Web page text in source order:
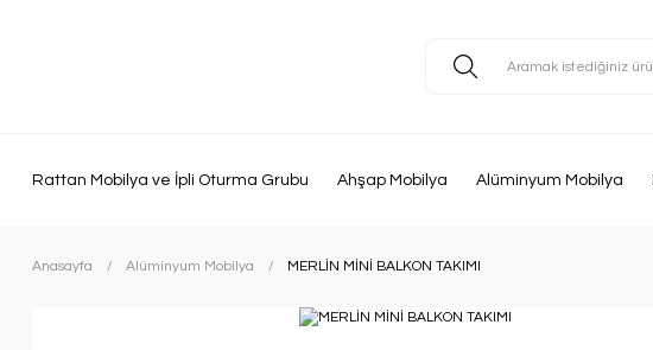
Rattan Mobilya ve İpli Oturma Grubu Ahşap Mobilya Alüminyum Mobilya
Anasayfa Alüminyum Mobilya MERLİN MİNİ BALKON TAKIMI